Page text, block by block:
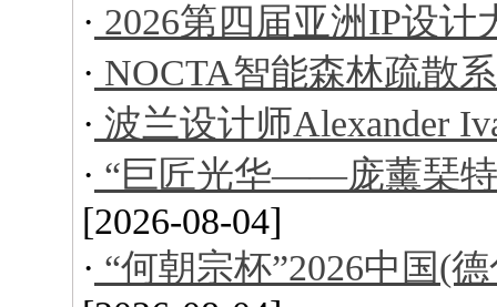
· 2026第四届亚洲IP设计
· NOCTA智能森林疏散
· 波兰设计师Alexander
· “巨匠光华——庞薰琹特
[2026-08-04]
· “何朝宗杯”2026中国(